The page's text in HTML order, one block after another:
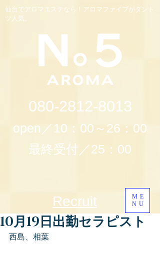
仙台でアロマエステなら！アロマファイブがダント
ツ人気。
080-2812-8013
open／10：00～26：00
最終受付／25：00
ME
NU
Recruit
10月19日出勤セラピスト
西島、相葉